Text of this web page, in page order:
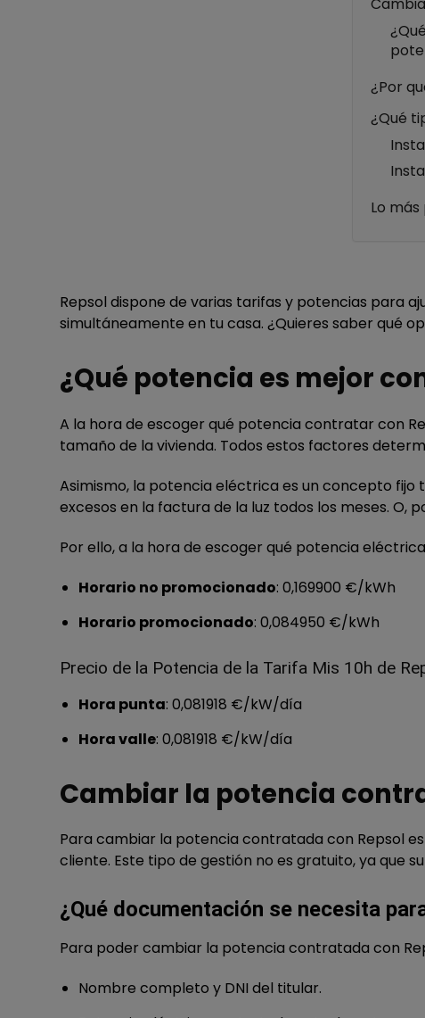
¿Por
¿Qué
Lo
Repsol dispone de varias tarifas y potencias para
simultáneamente en tu casa. ¿Quieres saber qué
¿Qué potencia es mejor
A la hora de escoger qué potencia contratar con
tamaño de la vivienda. Todos estos factores
Asimismo, la potencia eléctrica es un concepto
excesos en la factura de la luz todos los meses. O,
Por ello, a la hora de escoger qué potencia
Horario no promocionado: 0,169900 €/kWh
Horario promocionado: 0,084950 €/kWh
Precio de la Potencia de la Tarifa Mis 10h de
Hora punta: 0,081918 €/kW/día
Hora valle: 0,081918 €/kW/día
Cambiar la potencia
Para cambiar la potencia contratada con Repsol
cliente. Este tipo de gestión no es gratuito, ya que
¿Qué documentación se necesita
Para poder cambiar la potencia contratada con
Nombre completo y DNI del titular.